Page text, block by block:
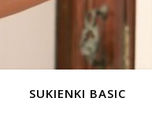
SUKIENKI BASIC